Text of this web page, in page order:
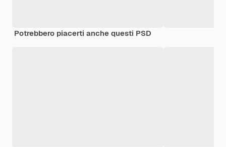
Potrebbero piacerti anche questi PSD